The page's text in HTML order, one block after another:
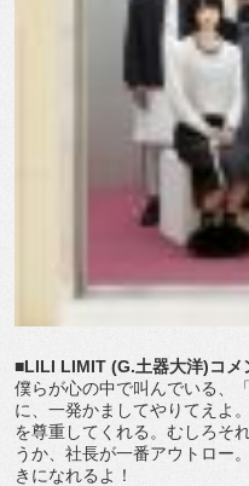
■LILI LIMIT (G.土器大洋)コメ
僕らが心の中で叫んでいる
に、一発かましてやりてえよ
を尊重してくれる。むしろそ
うか、社長が一番アウトロー
きになれるよ！